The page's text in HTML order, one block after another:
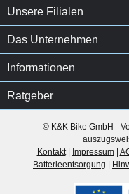
Unsere Filialen
Das Unternehmen
Informationen
Ratgeber
© K&K Bike GmbH -
Kontakt| Impressum|
Batterieentsorgung |